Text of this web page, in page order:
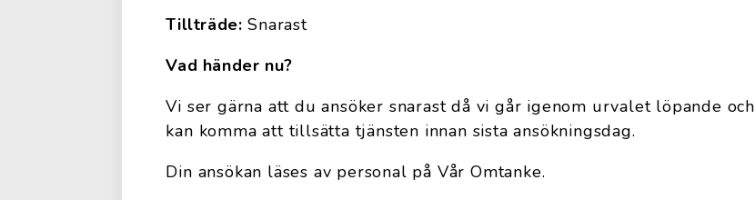
Tillträde: Snarast
Vad händer nu?
Vi ser gärna att du ansöker snarast då vi går igenom urvalet löpande och
kan komma att tillsätta tjänsten innan sista ansökningsdag.
Din ansökan läses av personal på Vår Omtanke.